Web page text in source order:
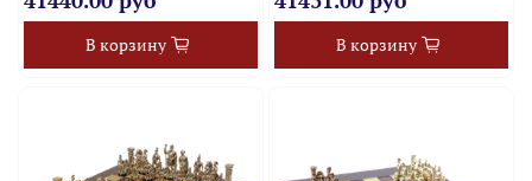
В корзину В корзину